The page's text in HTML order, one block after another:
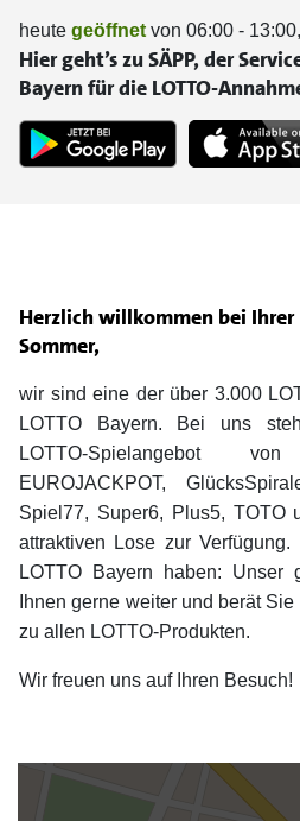
Herzlich willkommen bei Ihrer
Sommer,
wir sind eine der über 3.000
LOTTO Bayern. Bei uns
LOTTO-Spielangebot
EUROJACKPOT,
Spiel77, Super6, Plus5, TOTO
attraktiven Lose zur
LOTTO Bayern haben: Unser
Ihnen gerne weiter und berät
zu allen LOTTO-Produkten.
Wir freuen uns auf Ihren Besuch!
heute geöffnet von 06:00 -
Hier geht’s zu SÄPP, der
Bayern für die LOTTO-